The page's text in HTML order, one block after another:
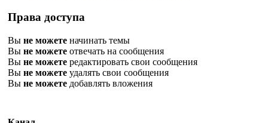
Права доступа
Вы не можете начинать темы
Вы не можете отвечать на сообщения
Вы не можете редактировать свои сообщения
Вы не можете удалять свои сообщения
Вы не можете добавлять вложения